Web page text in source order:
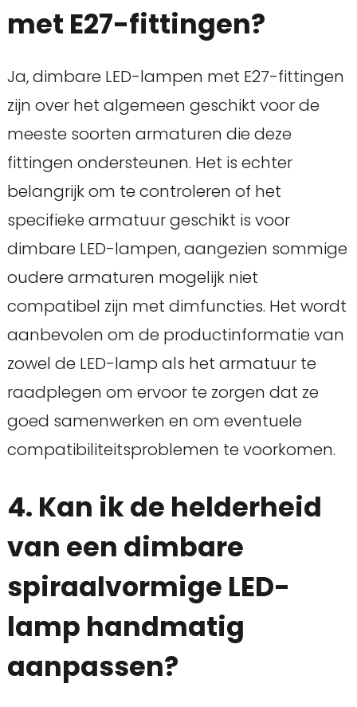
met E27-fittingen?
Ja, dimbare LED-lampen met E27-fittingen
zijn over het algemeen geschikt voor de
meeste soorten armaturen die deze
fittingen ondersteunen. Het is echter
belangrijk om te controleren of het
specifieke armatuur geschikt is voor
dimbare LED-lampen, aangezien sommige
oudere armaturen mogelijk niet
compatibel zijn met dimfuncties. Het wordt
aanbevolen om de productinformatie van
zowel de LED-lamp als het armatuur te
raadplegen om ervoor te zorgen dat ze
goed samenwerken en om eventuele
compatibiliteitsproblemen te voorkomen.
4. Kan ik de helderheid
van een dimbare
spiraalvormige LED-
lamp handmatig
aanpassen?